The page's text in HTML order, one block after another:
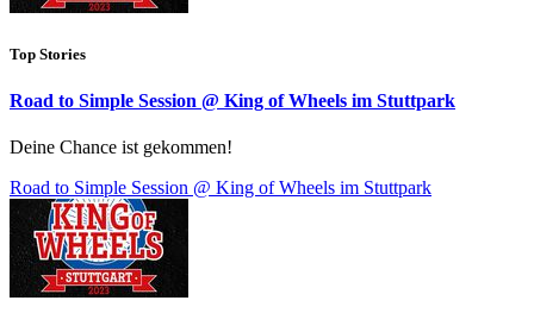
Top Stories
Road to Simple Session @ King of Wheels im Stuttpark
Deine Chance ist gekommen!
Road to Simple Session @ King of Wheels im Stuttpark